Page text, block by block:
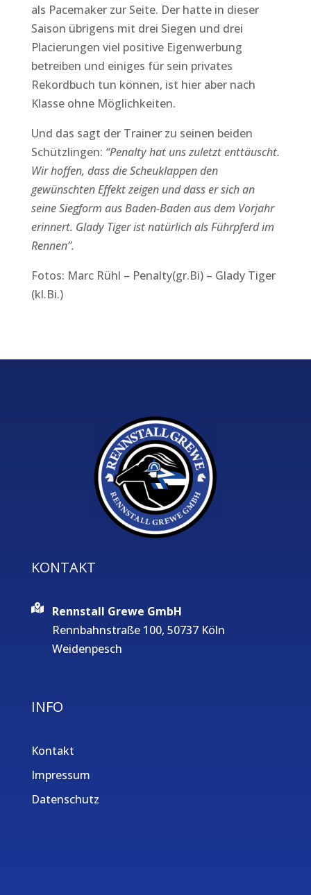
als Pacemaker zur Seite. Der hatte in dieser
Saison übrigens mit drei Siegen und drei
Placierungen viel positive Eigenwerbung
betreiben und einiges für sein privates
Rekordbuch tun können, ist hier aber nach
Klasse ohne Möglichkeiten.
Und das sagt der Trainer zu seinen beiden
Schützlingen: “Penalty hat uns zuletzt enttäuscht.
Wir hoffen, dass die Scheuklappen den
gewünschten Effekt zeigen und dass er sich an
seine Siegform aus Baden-Baden aus dem Vorjahr
erinnert. Glady Tiger ist natürlich als Führpferd im
Rennen”.
Fotos: Marc Rühl – Penalty(gr.Bi) – Glady Tiger
(kl.Bi.)
KONTAKT
Rennstall Grewe GmbH
Rennbahnstraße 100, 50737 Köln
Weidenpesch
INFO
Kontakt
Impressum
Datenschutz